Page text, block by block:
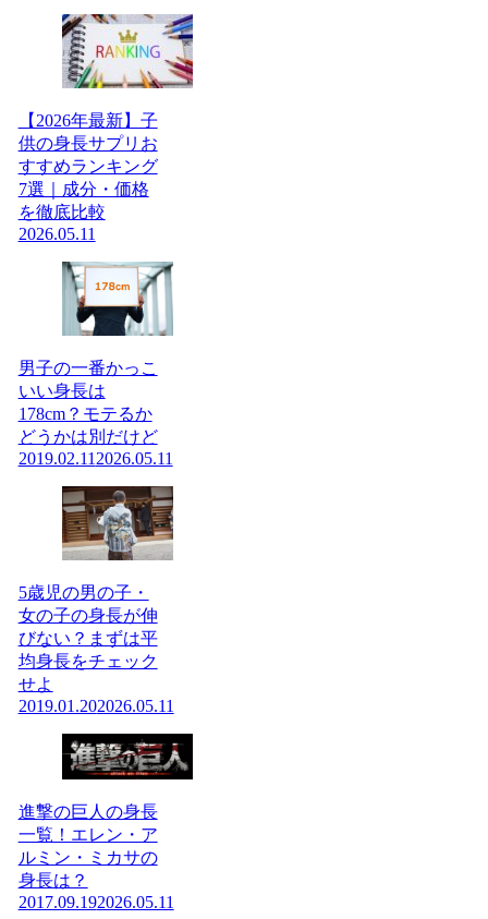
【2026年最新】子
供の身長サプリお
すすめランキング
7選｜成分・価格
を徹底比較
2026.05.11
男子の一番かっこ
いい身長は
178cm？モテるか
どうかは別だけど
2019.02.11 2026.05.11
5歳児の男の子・
女の子の身長が伸
びない？まずは平
均身長をチェック
せよ
2019.01.202026.05.11
進撃の巨人の身長
一覧！エレン・ア
ルミン・ミカサの
身長は？
2017.09.192026.05.11